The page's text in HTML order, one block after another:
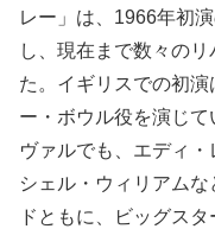
レー」は、1966年初
し、現在まで数々の
た。イギリスでの初
ー・ボウル役を演じ
ヴァルでも、エディ
シェル・ウィリアム
ドともに、ビッグス